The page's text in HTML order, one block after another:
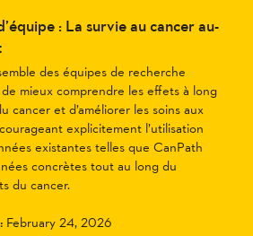
: La survie au cancer au-
des équipes de recherche
mieux comprendre les effets à long
cancer et d’améliorer les soins aux
explicitement l’utilisation
existantes telles que CanPath
concrètes tout au long du
du cancer.
February 24, 2026